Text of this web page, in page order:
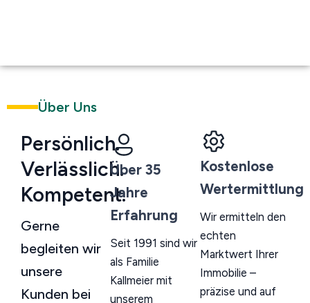
Über Uns
Persönlich.
Verlässlich.
Kompetent.
Gerne
begleiten wir
unsere
Kunden bei
Über 35
Jahre
Erfahrung
Seit 1991 sind wir
als Familie
Kallmeier mit
unserem
Kostenlose
Wertermittlung
Wir ermitteln den
echten
Marktwert Ihrer
Immobilie –
präzise und auf